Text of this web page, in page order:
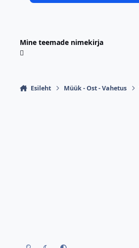
Mine teemade nimekirja
Esileht Müük - Ost - Vahetus
Hele teemaTume teemaKasuta seadme teemat